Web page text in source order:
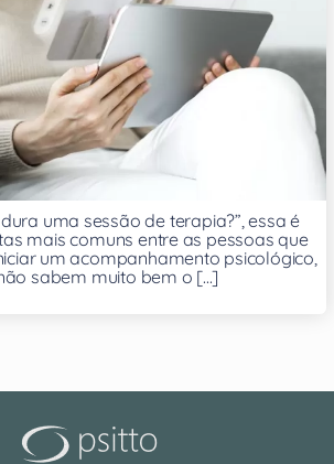
uma sessão de terapia?”, essa é
mais comuns entre as pessoas que
um acompanhamento psicológico,
sabem muito bem o [...]